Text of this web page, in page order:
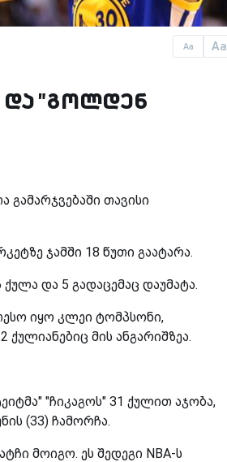
Aa Aa
და "გოლდენ
თავისი
ჯამში 18 წუთი გაატარა.
და 5 გადაცემაც დაუმატა.
იყო კლეი ტომპსონი,
მის ანგარიშზეა.
"ჩიკაგოს" 31 ქულით აჯობა,
(33) ჩამორჩა.
მოიგო. ეს შედეგი NBA-ს